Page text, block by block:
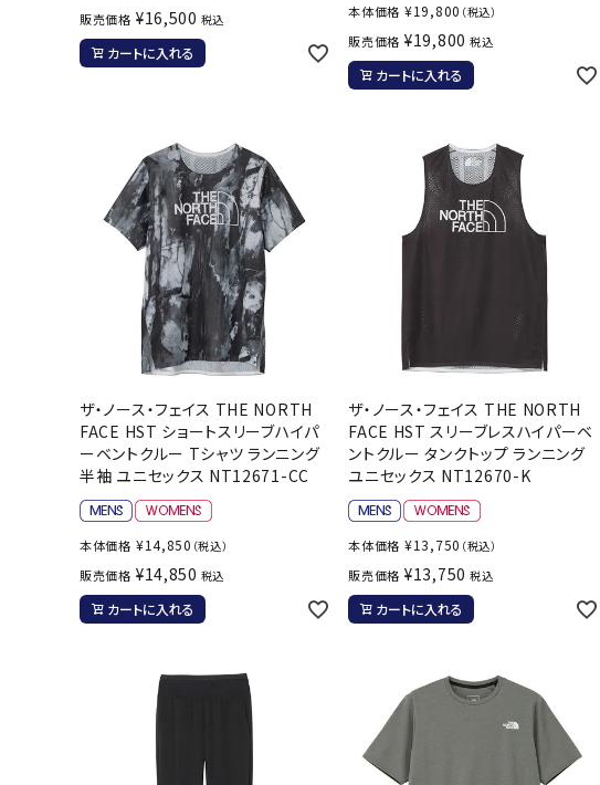
販売価格 ¥16,500 税込
カートに入れる
本体価格 ¥19,800 （税込）
販売価格 ¥19,800 税込
カートに入れる
ザ・ノース・フェイス THE NORTH
FACE HST ショートスリーブハイパ
ーベントクルー Tシャツ ランニング
半袖 ユニセックス NT12671-CC
本体価格 ¥14,850 （税込）
販売価格 ¥14,850 税込
カートに入れる
ザ・ノース・フェイス THE NORTH
FACE HST スリーブレスハイパーベ
ントクルー タンクトップ ランニング
ユニセックス NT12670-K
本体価格 ¥13,750 （税込）
販売価格 ¥13,750 税込
カートに入れる